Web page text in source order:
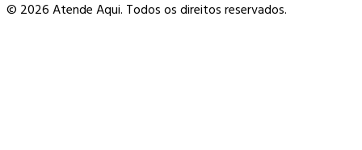
© 2026 Atende Aqui. Todos os direitos reservados.